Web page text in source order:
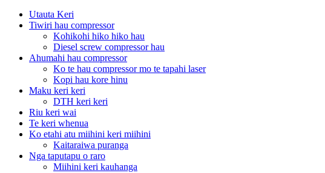
Utauta Keri
Tiwiri hau compressor
Kohikohi hiko hiko hau
Diesel screw compressor hau
Ahumahi hau compressor
Ko te hau compressor mo te tapahi laser
Kopi hau kore hinu
Maku keri keri
DTH keri keri
Riu keri wai
Te keri whenua
Ko etahi atu miihini keri miihini
Kaitaraiwa puranga
Nga taputapu o raro
Miihini keri kauhanga